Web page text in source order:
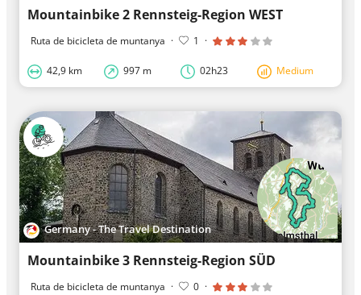
Mountainbike 2 Rennsteig-Region WEST
Ruta de bicicleta de muntanya · 1 ·
42,9 km 997 m 02h23 Medium
Germany - The Travel Destination
Mountainbike 3 Rennsteig-Region SÜD
Ruta de bicicleta de muntanya · 0 ·